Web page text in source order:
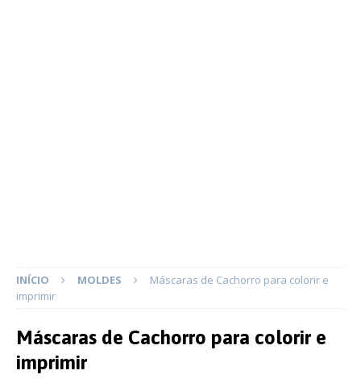
INÍCIO MOLDES
Máscaras de Cachorro para colorir e
imprimir
Máscaras de Cachorro para colorir e
imprimir